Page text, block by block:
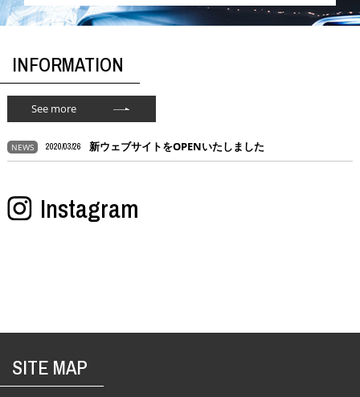
INFORMATION
See more
NEWS 2020/03/26 新ウェブサイトをOPENいたしました
Instagram
SITE MAP